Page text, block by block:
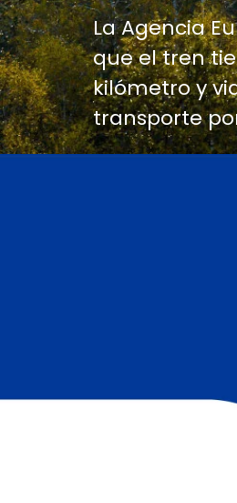
La Agencia
que el tren
kilómetro y
transporte